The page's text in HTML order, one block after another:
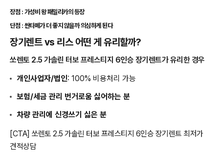
장점 : 가성비 왕 패밀리카의 등장
단점 : 싼타페가 더 좋지 않을까 의심하게 된다
장기렌트 vs 리스 어떤 게 유리할까?
쏘렌토 2.5 가솔린 터보 프레스티지 6인승 장기렌트가 유리한 경우
개인사업자/법인: 100% 비용처리 가능
보험/세금 관리 번거로움 싫어하는 분
차량 관리에 신경쓰기 싫은 분
[CTA] 쏘렌토 2.5 가솔린 터보 프레스티지 6인승 장기렌트 최저가
견적상담